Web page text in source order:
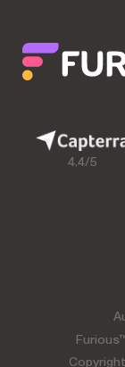
4,4/5